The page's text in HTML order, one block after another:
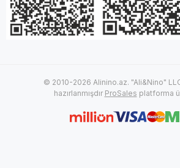
© 2010-2026 Alinino.az. "Ali&Nino"
hazırlanmışdır ProSales platforma